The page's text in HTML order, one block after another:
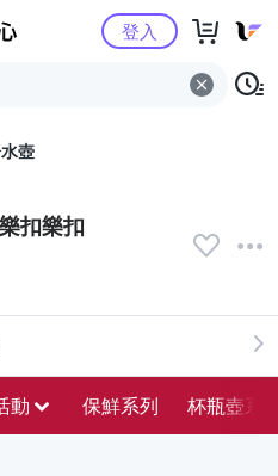
Yahoo購物中心
登入
壺
扣樂扣
動 保鮮系列 杯瓶壺系